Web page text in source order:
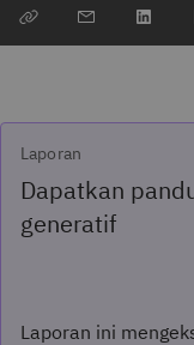
Laporan
Dapatkan
generatif
Laporan ini